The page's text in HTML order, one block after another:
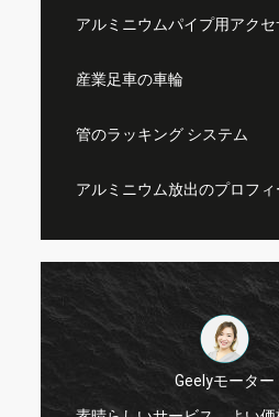
アルミニウムパイプ用アクセ
産業足車の車輪
管のラッキング システム
アルミニウム放出のプロフ
Thinhベトナ
こんにちは、ジョンソンは